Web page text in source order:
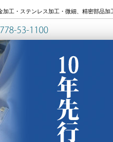
工・ステンレス加工・微細、精密部品加